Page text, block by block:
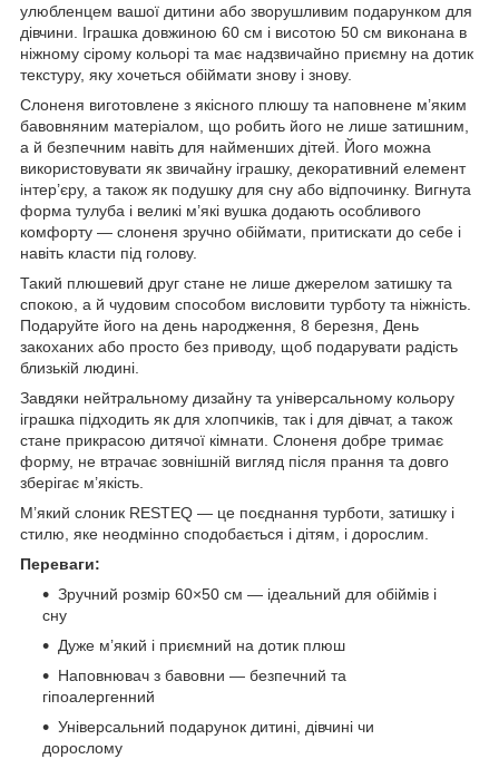
улюбленцем вашої дитини або зворушливим подарунком для
дівчини. Іграшка довжиною 60 см і висотою 50 см виконана в
ніжному сірому кольорі та має надзвичайно приємну на дотик
текстуру, яку хочеться обіймати знову і знову.
Слоненя виготовлене з якісного плюшу та наповнене м’яким
бавовняним матеріалом, що робить його не лише затишним,
а й безпечним навіть для найменших дітей. Його можна
використовувати як звичайну іграшку, декоративний елемент
інтер’єру, а також як подушку для сну або відпочинку. Вигнута
форма тулуба і великі м’які вушка додають особливого
комфорту — слоненя зручно обіймати, притискати до себе і
навіть класти під голову.
Такий плюшевий друг стане не лише джерелом затишку та
спокою, а й чудовим способом висловити турботу та ніжність.
Подаруйте його на день народження, 8 березня, День
закоханих або просто без приводу, щоб подарувати радість
близькій людині.
Завдяки нейтральному дизайну та універсальному кольору
іграшка підходить як для хлопчиків, так і для дівчат, а також
стане прикрасою дитячої кімнати. Слоненя добре тримає
форму, не втрачає зовнішній вигляд після прання та довго
зберігає м’якість.
М’який слоник RESTEQ — це поєднання турботи, затишку і
стилю, яке неодмінно сподобається і дітям, і дорослим.
Переваги:
Зручний розмір 60×50 см — ідеальний для обіймів і
сну
Дуже м’який і приємний на дотик плюш
Наповнювач з бавовни — безпечний та
гіпоалергенний
Універсальний подарунок дитині, дівчині чи
дорослому